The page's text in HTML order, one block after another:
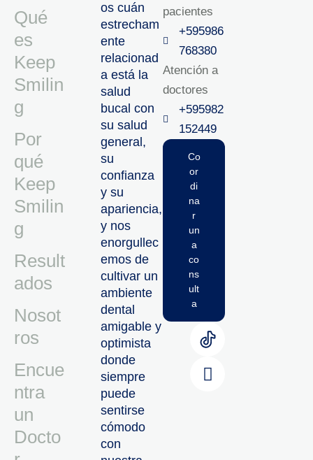
Qué
es
Keep
Smilin
g
Por
qué
Keep
Smilin
g
Result
ados
Nosot
ros
Encue
ntra
un
Docto
os cuán
estrecham
ente
relacionad
a está la
salud
bucal con
su salud
general,
su
confianza
y su
apariencia,
y nos
enorgullec
emos de
cultivar un
ambiente
dental
amigable y
optimista
donde
siempre
puede
sentirse
cómodo
con
pacientes
+595986
768380
Atención a
doctores
+595982
152449‬
Co
or
di
na
r
un
a
co
ns
ult
a